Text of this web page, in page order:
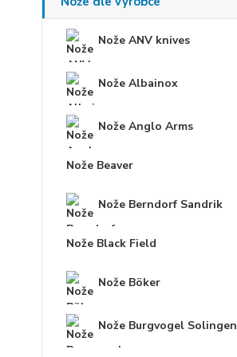
Nože ANV knives
Nože Albainox
Nože Anglo Arms
Nože Beaver
Nože Berndorf Sandrik
Nože Black Field
Nože Böker
Nože Burgvogel Solingen